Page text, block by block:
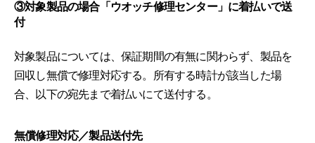
③対象製品の場合「ウオッチ修理センター」に着払いで送
付
対象製品については、保証期間の有無に関わらず、製品を
回収し無償で修理対応する。所有する時計が該当した場
合、以下の宛先まで着払いにて送付する。
無償修理対応／製品送付先